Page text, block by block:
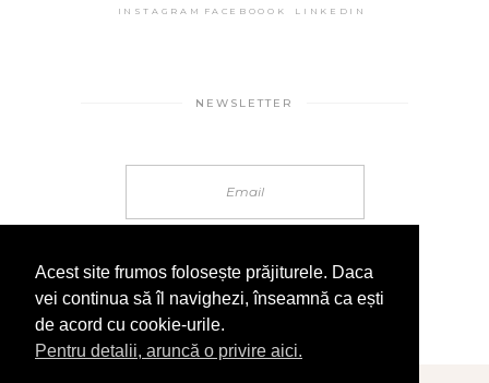
INSTAGRAM FACEBOOOK LINKEDIN
NEWSLETTER
Acest site frumos folosește prăjiturele. Daca
vei continua să îl navighezi, înseamnă ca ești
de acord cu cookie-urile.
Pentru detalii, aruncă o privire aici.